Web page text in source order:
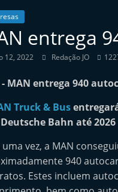
entrega
12, 2022 Redação JO
Truck & Bus
Deutsche Bahn até 2026
uma vez, a MAN
940
Estes incluem